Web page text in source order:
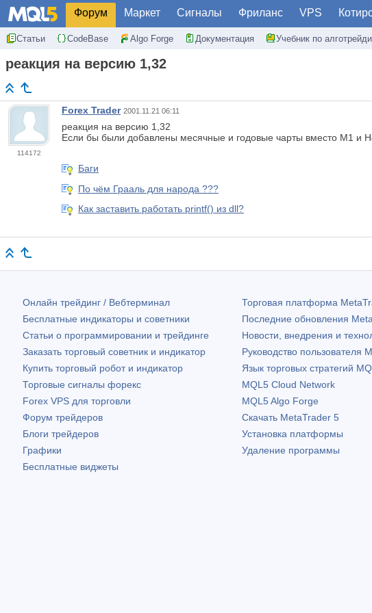
Форум Маркет Сигналы Фриланс VPS
Статьи CodeBase Algo Forge Документация Учебник по
реакция на версию 1,32
114172
Forex Trader 2001.11.21 06:11
реакция на версию 1,32
Если бы были добавлены месячные и годовые чарты вместо М1 и
Баги
По чём Грааль для народа ???
Как заставить работать printf() из dll?
Онлайн трейдинг / Вебтерминал
Бесплатные индикаторы и советники
Статьи о программировании и трейдинге
Заказать торговый советник и индикатор
Купить торговый робот и индикатор
Торговые сигналы форекс
Forex VPS для торговли
Форум трейдеров
Блоги трейдеров
Графики
Бесплатные виджеты
Торговая платформа
Последние обновления
Новости, внедрения и
Руководство пользователя
Язык торговых стратегий
MQL5 Cloud Network
MQL5 Algo Forge
Скачать MetaTrader 5
Установка платформы
Удаление программы